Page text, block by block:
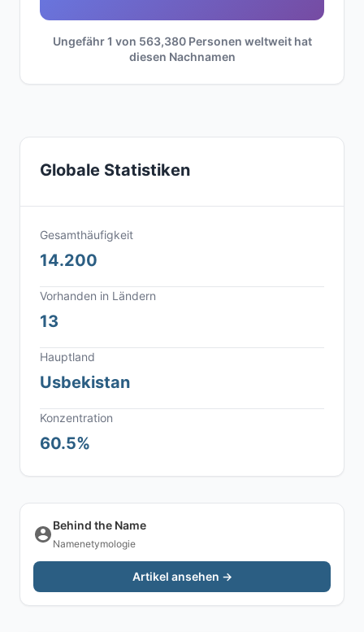
Ungefähr 1 von 563,380 Personen weltweit hat
diesen Nachnamen
Globale Statistiken
Gesamthäufigkeit
14.200
Vorhanden in Ländern
13
Hauptland
Usbekistan
Konzentration
60.5%
Behind the Name
Namenetymologie
Artikel ansehen →